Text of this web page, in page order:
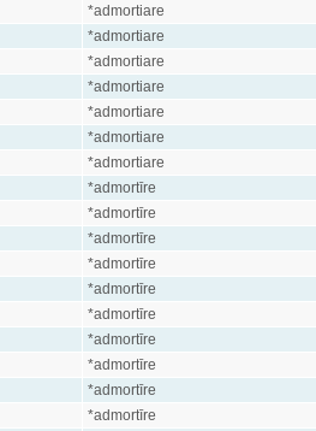
*admortiare
*admortiare
*admortiare
*admortiare
*admortiare
*admortiare
*admortiare
*admortīre
*admortīre
*admortīre
*admortīre
*admortīre
*admortīre
*admortīre
*admortīre
*admortīre
*admortīre